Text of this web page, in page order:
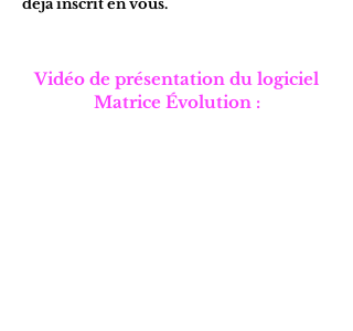
déjà inscrit en vous.
Vidéo de présentation du logiciel
Matrice Évolution :